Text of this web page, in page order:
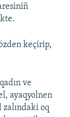
keçirip,
ve
ayaqyolnen
zalındaki oq